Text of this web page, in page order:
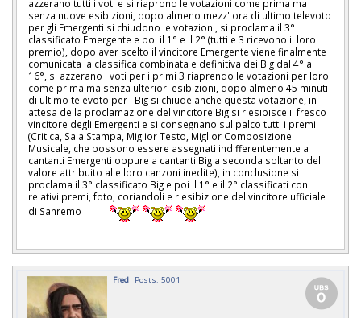
azzerano tutti i voti e si riaprono le votazioni come prima ma
senza nuove esibizioni, dopo almeno mezz' ora di ultimo televoto
per gli Emergenti si chiudono le votazioni, si proclama il 3°
classificato Emergente e poi il 1° e il 2° (tutti e 3 ricevono il loro
premio), dopo aver scelto il vincitore Emergente viene finalmente
comunicata la classifica combinata e definitiva dei Big dal 4° al
16°, si azzerano i voti per i primi 3 riaprendo le votazioni per loro
come prima ma senza ulteriori esibizioni, dopo almeno 45 minuti
di ultimo televoto per i Big si chiude anche questa votazione, in
attesa della proclamazione del vincitore Big si riesibisce il fresco
vincitore degli Emergenti e si consegnano sul palco tutti i premi
(Critica, Sala Stampa, Miglior Testo, Miglior Composizione
Musicale, che possono essere assegnati indifferentemente a
cantanti Emergenti oppure a cantanti Big a seconda soltanto del
valore attribuito alle loro canzoni inedite), in conclusione si
proclama il 3° classificato Big e poi il 1° e il 2° classificati con
relativi premi, foto, coriandoli e riesibizione del vincitore ufficiale
di Sanremo
Fred Posts: 5001